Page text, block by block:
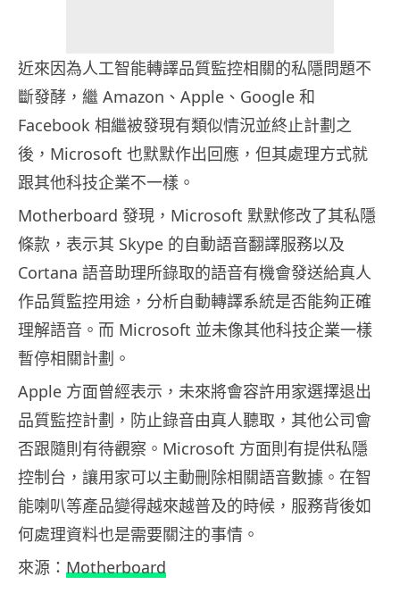
近來因為人工智能轉譯品質監控相關的私隱問題不
斷發酵，繼 Amazon、Apple、Google 和
Facebook 相繼被發現有類似情況並終止計劃之
後，Microsoft 也默默作出回應，但其處理方式就
跟其他科技企業不一樣。
Motherboard 發現，Microsoft 默默修改了其私隱
條款，表示其 Skype 的自動語音翻譯服務以及
Cortana 語音助理所錄取的語音有機會發送給真人
作品質監控用途，分析自動轉譯系統是否能夠正確
理解語音。而 Microsoft 並未像其他科技企業一樣
暫停相關計劃。
Apple 方面曾經表示，未來將會容許用家選擇退出
品質監控計劃，防止錄音由真人聽取，其他公司會
否跟隨則有待觀察。Microsoft 方面則有提供私隱
控制台，讓用家可以主動刪除相關語音數據。在智
能喇叭等產品變得越來越普及的時候，服務背後如
何處理資料也是需要關注的事情。
來源： Motherboard